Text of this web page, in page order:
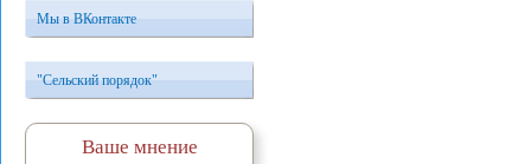
Мы в ВКонтакте
"Сельский порядок"
Ваше мнение